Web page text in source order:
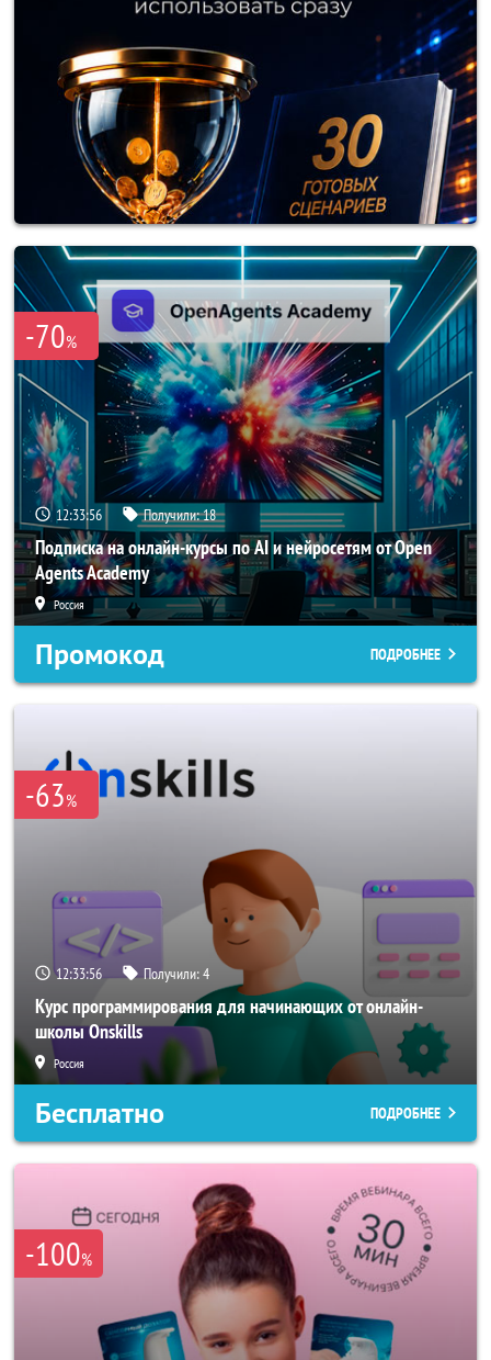
-70%
12:33:54 Получили:18
Подписка на онлайн-курсы по AI и нейросетям от Open
Agents Academy
Россия
Промокод ПОДРОБНЕЕ
-63%
12:33:54 Получили:4
Курс программирования для начинающих от онлайн-
школы Onskills
Россия
Бесплатно ПОДРОБНЕЕ
-100%